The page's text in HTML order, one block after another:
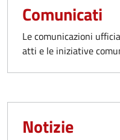
Comunicati
Le comunicazioni
atti e le iniziative
Notizie